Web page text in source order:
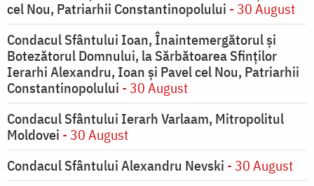
cel Nou, Patriarhii Constantinopolului - 30 August
Condacul Sfântului Ioan, Înaintemergătorul şi
Botezătorul Domnului, la Sărbătoarea Sfinţilor
Ierarhi Alexandru, Ioan şi Pavel cel Nou, Patriarhii
Constantinopolului - 30 August
Condacul Sfântului Ierarh Varlaam, Mitropolitul
Moldovei - 30 August
Condacul Sfântului Alexandru Nevski - 30 August